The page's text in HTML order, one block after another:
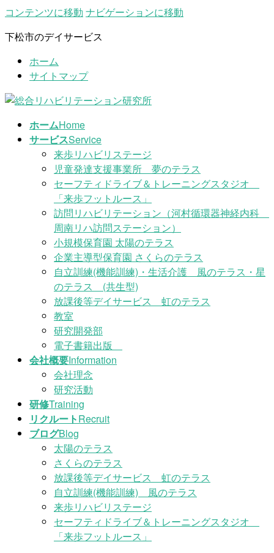
コンテンツに移動 ナビゲーションに移動
下松市のデイサービス
ホーム
サイトマップ
ホームHome
サービスService
来歩リハビリステージ
児童発達支援事業所 夢のテラス
セーフティドライブ＆トレーニングスタジオ
「来歩フットルース」
訪問リハビリテーション（河村循環器神経内科
周南リハ訪問ステーション）
小規模保育園 太陽のテラス
企業主導型保育園 さくらのテラス
自立訓練(機能訓練)・生活介護 風のテラス・星
のテラス (共生型)
放課後等デイサービス 虹のテラス
教室
研究開発部
電子書籍出版
会社概要Information
会社理念
研究活動
研修Training
リクルートRecruit
ブログBlog
太陽のテラス
さくらのテラス
放課後等デイサービス 虹のテラス
自立訓練(機能訓練) 風のテラス
来歩リハビリステージ
セーフティドライブ＆トレーニングスタジオ
「来歩フットルース」